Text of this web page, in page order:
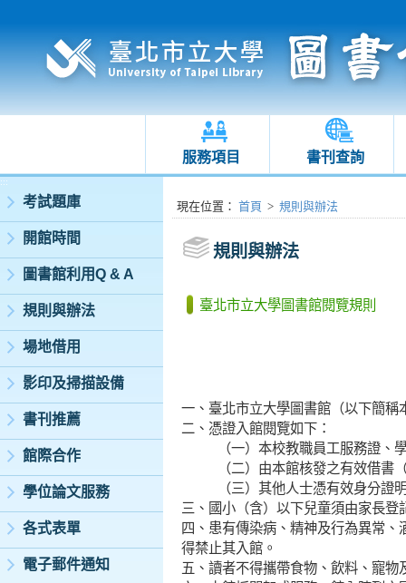
服務項目 書刊查詢
:::
考試題庫
開館時間
圖書館利用Q & A
規則與辦法
場地借用
影印及掃描設備
書刊推薦
館際合作
學位論文服務
各式表單
電子郵件通知
:::現在位置 ： 首頁 > 規則與辦法
規則與辦法
臺北市立大學圖書館閱覽規則
一、臺北市立大學圖書館（以下簡
二、憑證入館閱覽如下：
（一）本校教職員工服務證、
（二）由本館核發之有效借書
（三）其他人士憑有效身分證
三、國小（含）以下兒童須由家長登
四、患有傳染病、精神及行為異常
得禁止其入館。
五、讀者不得攜帶食物、飲料、寵